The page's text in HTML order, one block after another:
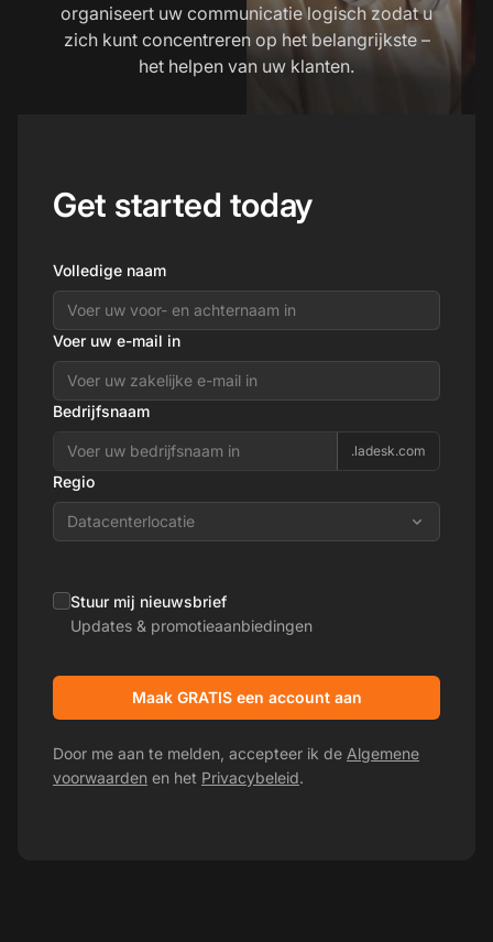
organiseert uw communicatie logisch zodat u
zich kunt concentreren op het belangrijkste –
het helpen van uw klanten.
Get started today
Volledige naam
Voer uw e-mail in
Bedrijfsnaam
.ladesk.com
Regio
Datacenterlocatie
Stuur mij nieuwsbrief
Updates & promotieaanbiedingen
Maak GRATIS een account aan
Door me aan te melden, accepteer ik de Algemene
voorwaarden en het Privacybeleid.